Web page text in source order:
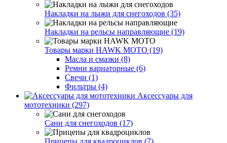
Накладки на лыжи для снегоходов (35)
Накладки на рельсы направляющие (19)
Товары марки HAWK MOTO (19)
Масла и смазки (8)
Ремни вариаторные (6)
Свечи (1)
Фильтры (4)
Аксессуары для
мототехники (297)
Сани для снегоходов (17)
Прицепы для квадроциклов (7)